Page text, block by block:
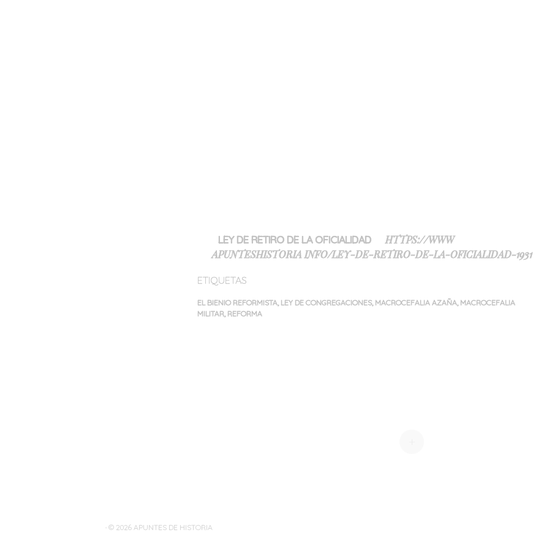
LEY DE RETIRO DE LA OFICIALIDAD
HTTPS://WWW
APUNTESHISTORIA INFO/LEY-DE-RETIRO-DE-LA-OFICIALIDAD-1931
ETIQUETAS
EL BIENIO REFORMISTA, LEY DE CONGREGACIONES, MACROCEFALIA AZAÑA, MACROCEFALIA
MILITAR, REFORMA
· © 2026 APUNTES DE HISTORIA